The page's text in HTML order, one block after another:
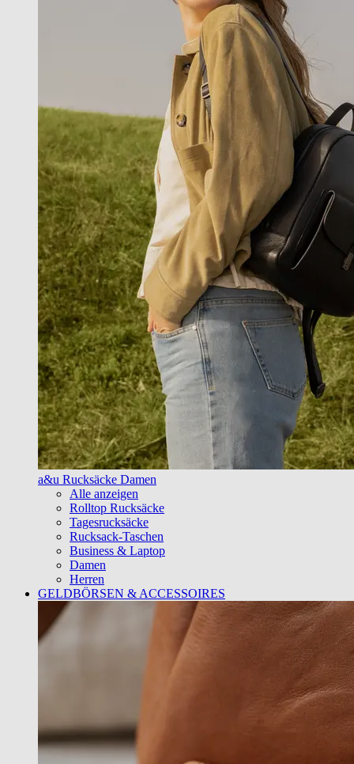
a&u Rucksäcke Damen
Alle anzeigen
Rolltop Rucksäcke
Tagesrucksäcke
Rucksack-Taschen
Business & Laptop
Damen
Herren
GELDBÖRSEN & ACCESSOIRES